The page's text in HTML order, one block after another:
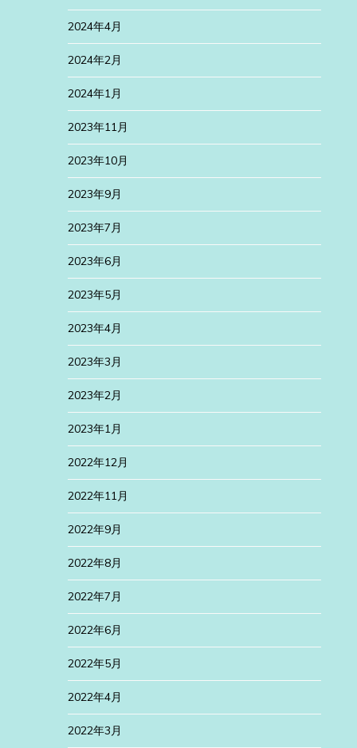
2024年4月
2024年2月
2024年1月
2023年11月
2023年10月
2023年9月
2023年7月
2023年6月
2023年5月
2023年4月
2023年3月
2023年2月
2023年1月
2022年12月
2022年11月
2022年9月
2022年8月
2022年7月
2022年6月
2022年5月
2022年4月
2022年3月